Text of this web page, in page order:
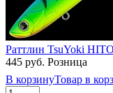
Раттлин TsuYoki
445 руб. Розница
В корзинуТовар в